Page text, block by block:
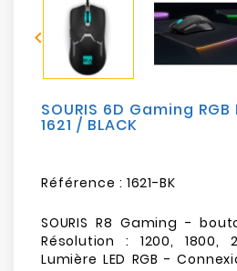
Sécurité
Mobilités

SOURIS 6D Gaming
1621 / BLACK
Référence : 1621-BK
SOURIS R8 Gaming -
Résolution : 1200,
Lumière LED RGB -